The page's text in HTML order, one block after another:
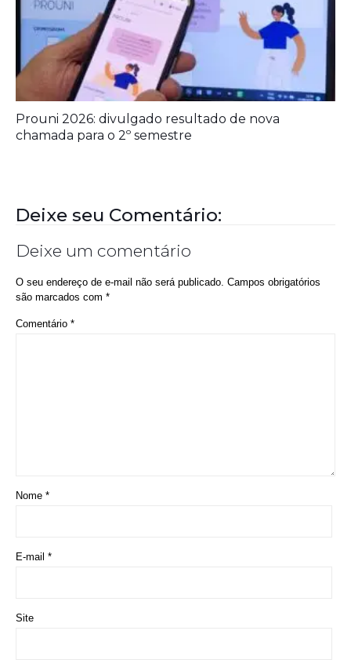
Prouni 2026: divulgado resultado de nova
chamada para o 2º semestre
Deixe seu Comentário:
Deixe um comentário
O seu endereço de e-mail não será publicado. Campos obrigatórios
são marcados com *
Comentário *
Nome *
E-mail *
Site